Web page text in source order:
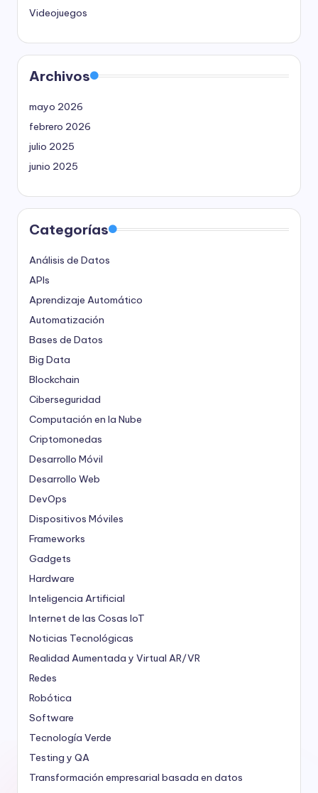
Videojuegos
Archivos
mayo 2026
febrero 2026
julio 2025
junio 2025
Categorías
Análisis de Datos
APIs
Aprendizaje Automático
Automatización
Bases de Datos
Big Data
Blockchain
Ciberseguridad
Computación en la Nube
Criptomonedas
Desarrollo Móvil
Desarrollo Web
DevOps
Dispositivos Móviles
Frameworks
Gadgets
Hardware
Inteligencia Artificial
Internet de las Cosas IoT
Noticias Tecnológicas
Realidad Aumentada y Virtual AR/VR
Redes
Robótica
Software
Tecnología Verde
Testing y QA
Transformación empresarial basada en datos